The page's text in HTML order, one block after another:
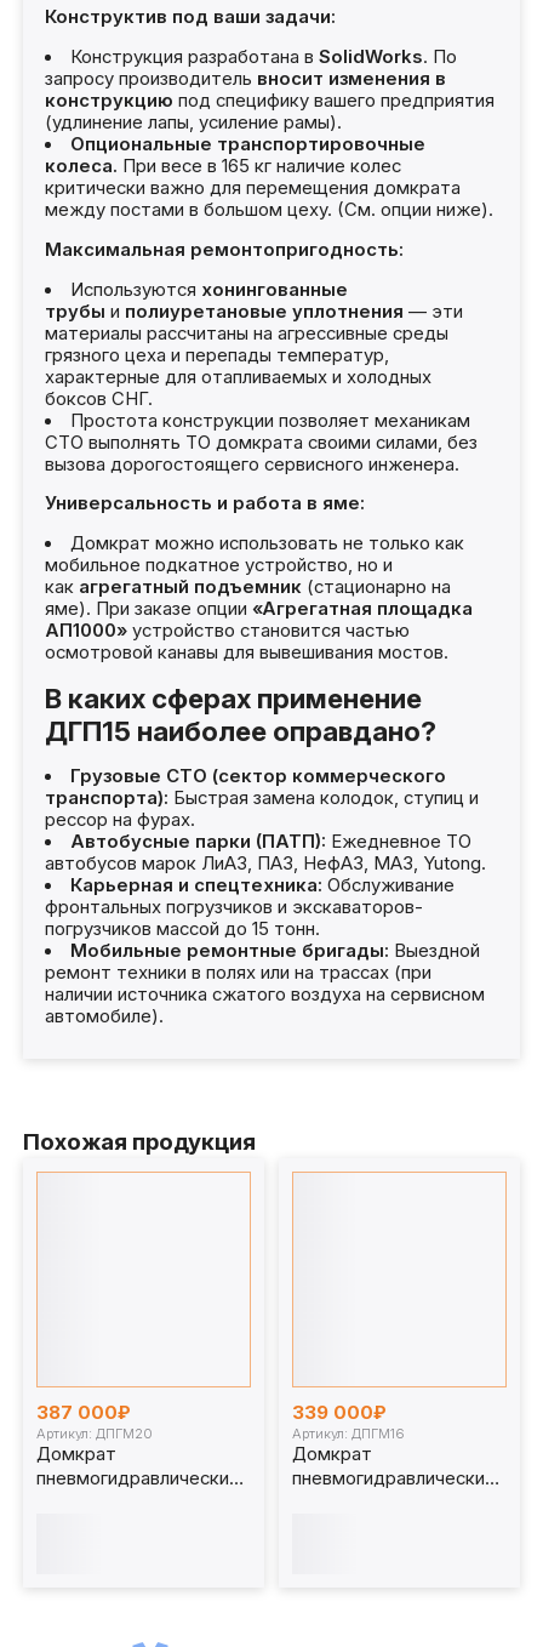
Конструктив под ваши задачи:
Конструкция разработана вSolidWorks. По
запросу производитель вносит изменения в
конструкцию под специфику вашего предприятия
(удлинение лапы, усиление рамы).
Опциональные транспортировочные
колеса. При весе в 165 кг наличие колес
критически важно для перемещения домкрата
между постами в большом цеху. (См. опции ниже).
Максимальная ремонтопригодность:
Используются хонингованные
трубы и полиуретановые уплотнения — эти
материалы рассчитаны на агрессивные среды
грязного цеха и перепады температур,
характерные для отапливаемых и холодных
боксов СНГ.
Простота конструкции позволяет механикам
СТО выполнять ТО домкрата своими силами, без
вызова дорогостоящего сервисного инженера.
Универсальность и работа в яме:
Домкрат можно использовать не только как
мобильное подкатное устройство, но и
как агрегатный подъемник (стационарно на
яме). При заказе опции«Агрегатная площадка
АП1000» устройство становится частью
осмотровой канавы для вывешивания мостов.
В каких сферах применение
ДГП15 наиболее оправдано?
Грузовые СТО (сектор коммерческого
транспорта): Быстрая замена колодок, ступиц и
рессор на фурах.
Автобусные парки (ПАТП): Ежедневное ТО
автобусов марок ЛиАЗ, ПАЗ, НефАЗ, МАЗ, Yutong.
Карьерная и спецтехника: Обслуживание
фронтальных погрузчиков и экскаваторов-
погрузчиков массой до 15 тонн.
Мобильные ремонтные бригады: Выездной
ремонт техники в полях или на трассах (при
наличии источника сжатого воздуха на сервисном
автомобиле).
Похожая продукция
387 000₽
Артикул: ДПГМ20
Домкрат
пневмогидравлический
339 000₽
Артикул: ДПГМ16
Домкрат
пневмогидравлический